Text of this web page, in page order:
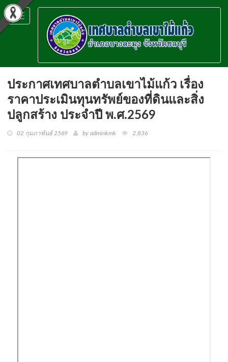
Toggle
navigation
ประกาศเทศบาลตำบลเขาไม้แก้ว เรื่อง
ราคาประเมินทุนทรัพย์ของที่ดินและสิ่ง
ปลูกสร้าง ประจำปี พ.ศ.2569
02 กุมภาพันธ์ 2569 by adminkmk 2,836